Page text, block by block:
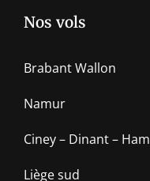
Nos vols
Brabant Wallon
Namur
Ciney – Dinant –
Liège sud